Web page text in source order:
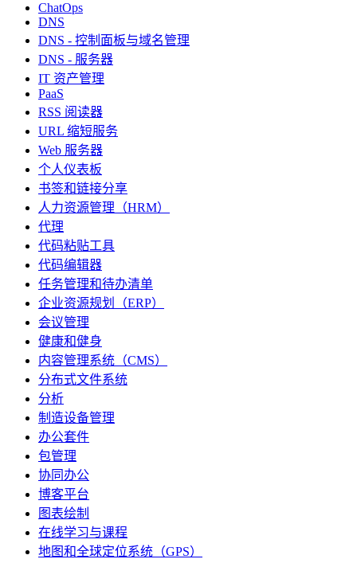
ChatOps
DNS
DNS - 控制面板与域名管理
DNS - 服务器
IT 资产管理
PaaS
RSS 阅读器
URL 缩短服务
Web 服务器
个人仪表板
书签和链接分享
人力资源管理（HRM）
代理
代码粘贴工具
代码编辑器
任务管理和待办清单
企业资源规划（ERP）
会议管理
健康和健身
内容管理系统（CMS）
分布式文件系统
分析
制造设备管理
办公套件
包管理
协同办公
博客平台
图表绘制
在线学习与课程
地图和全球定位系统（GPS）